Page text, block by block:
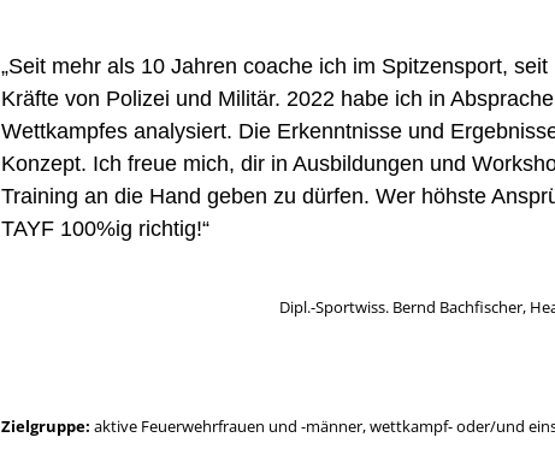
„Seit mehr als 10 Jahren coache ich im Spitzensport,
Kräfte von Polizei und Militär. 2022 habe ich in
Wettkampfes analysiert. Die Erkenntnisse und
Konzept. Ich freue mich, dir in Ausbildungen und
Training an die Hand geben zu dürfen. Wer höhste
TAYF 100%ig richtig!“
Dipl.-Sportwiss. Bernd Bachfischer,
Zielgruppe: aktive Feuerwehrfrauen und -männer, wettkampf- oder/und